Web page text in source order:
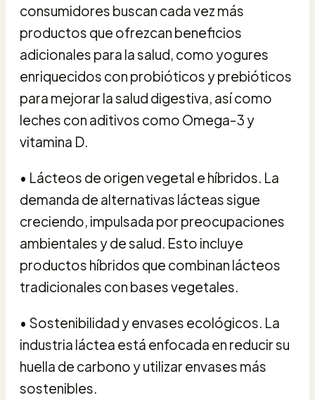
consumidores buscan cada vez más
productos que ofrezcan beneficios
adicionales para la salud, como yogures
enriquecidos con probióticos y prebióticos
para mejorar la salud digestiva, así como
leches con aditivos como Omega-3 y
vitamina D.
• Lácteos de origen vegetal e híbridos. La
demanda de alternativas lácteas sigue
creciendo, impulsada por preocupaciones
ambientales y de salud. Esto incluye
productos híbridos que combinan lácteos
tradicionales con bases vegetales.
• Sostenibilidad y envases ecológicos. La
industria láctea está enfocada en reducir su
huella de carbono y utilizar envases más
sostenibles.